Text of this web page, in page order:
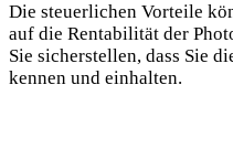
Die steuerlichen Vorteile
auf die Rentabilität der
Sie sicherstellen, dass Sie
kennen und einhalten.